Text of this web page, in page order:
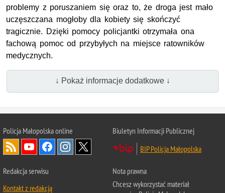
problemy z poruszaniem się oraz to, że droga jest mało
uczęszczana mogłoby dla kobiety się skończyć
tragicznie. Dzięki pomocy policjantki otrzymała ona
fachową pomoc od przybyłych na miejsce ratowników
medycznych.
↓ Pokaż informacje dodatkowe ↓
Policja Małopolska online
Biuletyn Informacji Publicznej
BIP Policja Małopolska
Redakcja serwisu
Kontakt z redakcją
Nota prawna
Chcesz wykorzystać materiał